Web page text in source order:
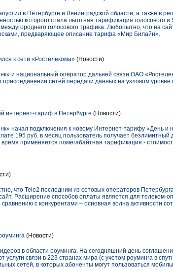
в Петербурге и Ленинградской области, а также в
которого стала льготная тарификация голосового
междугороднего голосового трафика. Любопытно, что на
предваряющее описание тарифа «Мир Билайн».
к сети «Ростелекома» (Новости)
и национальный оператор дальней связи ОАО
присоединении сетей передачи данных на узловом уровне
интернет-тариф в Петербурге (Новости)
начал подключения к новому Интернет-тарифу «День и
195 руб. в месяц пользователь получает безлимитный
время применяется помегабайтная тарификация -
что Tele2 последним из сотовых операторов
Расширение способов оплаты является для телеком-
с конкурентами – основная волна активности
(Новости)
в области роуминга. На сегодняшний день
связи в 223 странах мира (с учетом роуминга в
сетей, в которых абоненты могут пользоваться